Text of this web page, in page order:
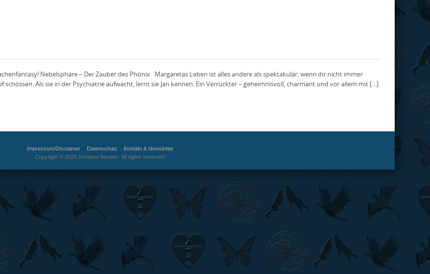
Nebelsphäre – Der Zauber des Phönix Margaretas Leben ist alles andere als spektakulär, wenn ihr nicht immer
Als sie in der Psychiatrie aufwacht, lernt sie Jan kennen. Ein Verrückter – geheimnisvoll, charmant und vor allem mit […]
Impressum/Disclaimer Datenschutz
Kontakt & Newsletter
Copyright © 2026 Johanna Benden. All rights reserved.